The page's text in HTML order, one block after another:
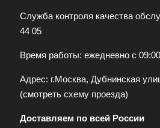
Служба контроля качества
44 05
Время работы: ежедневно с
Адрес: г.Москва, Дубнинская
(смотреть схему проезда)
Доставляем по всей России